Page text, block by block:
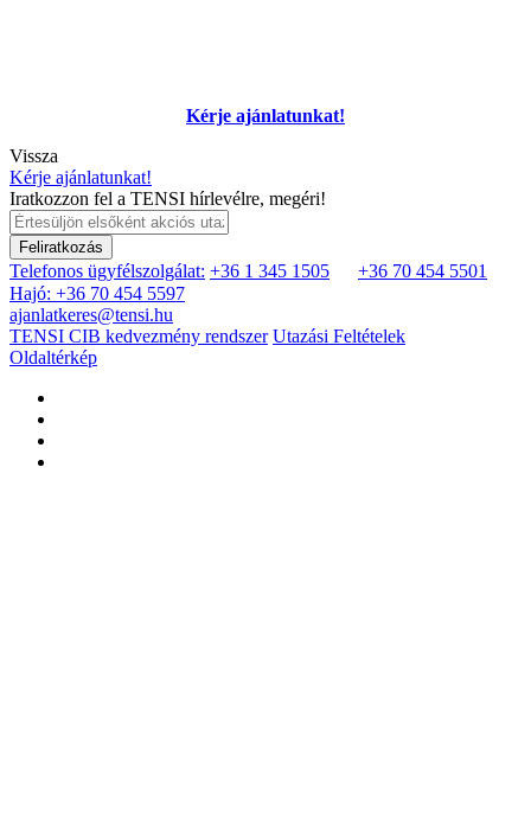
Kérje ajánlatunkat!
Vissza
Kérje ajánlatunkat!
Iratkozzon fel a TENSI hírlevélre, megéri!
Feliratkozás
Telefonos ügyfélszolgálat: +36 1 345 1505
+36 70 454 5501
Hajó: +36 70 454 5597
ajanlatkeres@tensi.hu
TENSI CIB kedvezmény rendszer Utazási Feltételek
Oldaltérkép